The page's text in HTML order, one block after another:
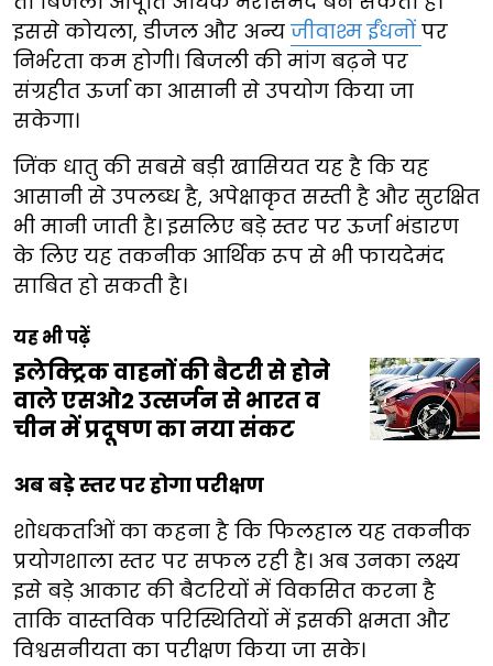
इससे कोयला, डीजल और अन्य जीवाश्म ईंधनों पर
निर्भरता कम होगी। बिजली की मांग बढ़ने पर
संग्रहीत ऊर्जा का आसानी से उपयोग किया जा
सकेगा।
जिंक धातु की सबसे बड़ी खासियत यह है कि यह
आसानी से उपलब्ध है, अपेक्षाकृत सस्ती है और सुरक्षित
भी मानी जाती है। इसलिए बड़े स्तर पर ऊर्जा भंडारण
के लिए यह तकनीक आर्थिक रूप से भी फायदेमंद
साबित हो सकती है।
यह भी पढ़ें
इलेक्ट्रिक वाहनों की बैटरी से होने
वाले एसओ2 उत्सर्जन से भारत व
चीन में प्रदूषण का नया संकट
अब बड़े स्तर पर होगा परीक्षण
शोधकर्ताओं का कहना है कि फिलहाल यह तकनीक
प्रयोगशाला स्तर पर सफल रही है। अब उनका लक्ष्य
इसे बड़े आकार की बैटरियों में विकसित करना है
ताकि वास्तविक परिस्थितियों में इसकी क्षमता और
विश्वसनीयता का परीक्षण किया जा सके।